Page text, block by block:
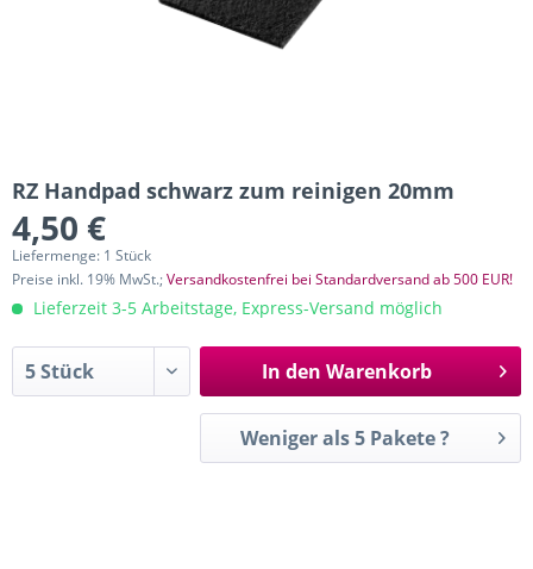
RZ Handpad schwarz zum reinigen 20mm
4,50 €
Liefermenge: 1 Stück
Preise inkl. 19% MwSt.;Versandkostenfrei bei Standardversand ab 500 EUR!
Lieferzeit 3-5 Arbeitstage, Express-Versand möglich
In den Warenkorb
Weniger als 5 Pakete ?